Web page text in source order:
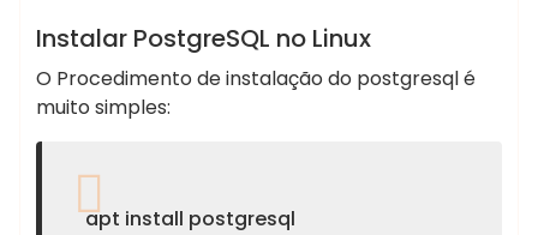
POSTGRES
Instalar PostgreSQL no Linux
O Procedimento de instalação do postgresql é
muito simples:
apt install postgresql